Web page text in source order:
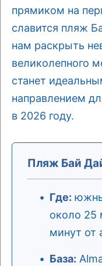
прямиком на
славится пляж
нам раскрыть
великолепного
станет
направлением
в 2026 году.
Пляж Бай
Где:
около 25
минут от
База: